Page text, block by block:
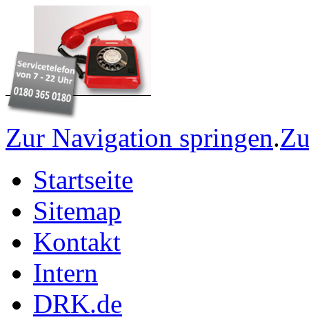
Zur Navigation springen.
Startseite
Sitemap
Kontakt
Intern
DRK.de